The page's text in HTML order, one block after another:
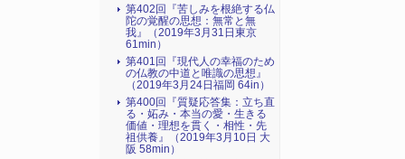
第402回『苦しみを根絶する仏
陀の覚醒の思想：無常と無
我』（2019年3月31日東京
61min）
第401回『現代人の幸福のため
の仏教の中道と唯識の思想』
（2019年3月24日福岡 64in）
第400回『質疑応答集：立ち直
る・妬み・本当の愛・生きる
価値・理想を貫く・相性・先
祖供養』（2019年3月10日 大
阪 58min）